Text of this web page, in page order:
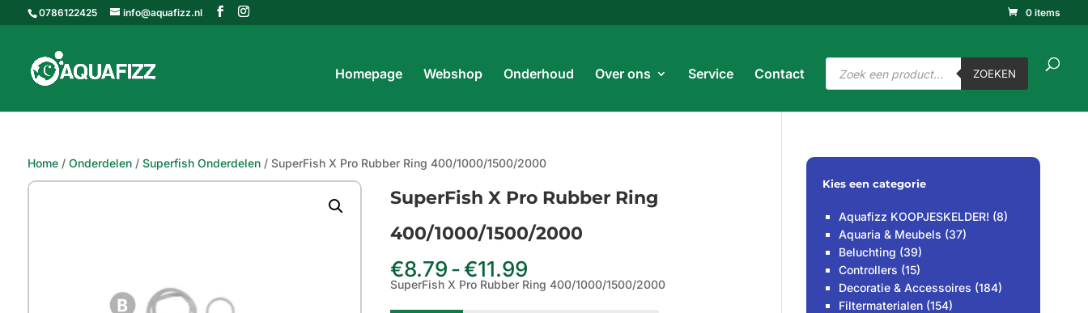
0786122425 info@aquafizz.nl 0 items
Homepage Webshop Onderhoud Over ons Service Contact
Producten
zoeken
ZOEKEN
Producten
Home/ Onderdelen/ Superfish Onderdelen/ SuperFish X Pro Rubber Ring 400/1000/1500/2000
SuperFish X Pro Rubber Ring
400/1000/1500/2000
€8.79-€11.99Prijsklasse:
€8.79
tot
SuperFish X Pro Rubber Ring 400/1000/1500/2000
Kies een categorie
Aquafizz KOOPJESKELDER! (8)
Aquaria & Meubels (37)
Beluchting (39)
Controllers (15)
Decoratie & Accessoires (184)
Filtermaterialen (154)